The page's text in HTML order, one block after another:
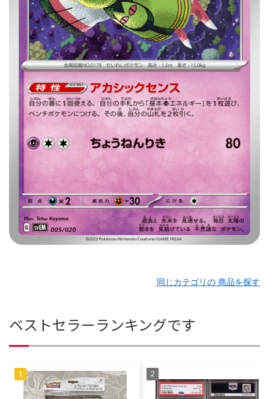
同じカテゴリの 商品を探す
ベストセラーランキングです